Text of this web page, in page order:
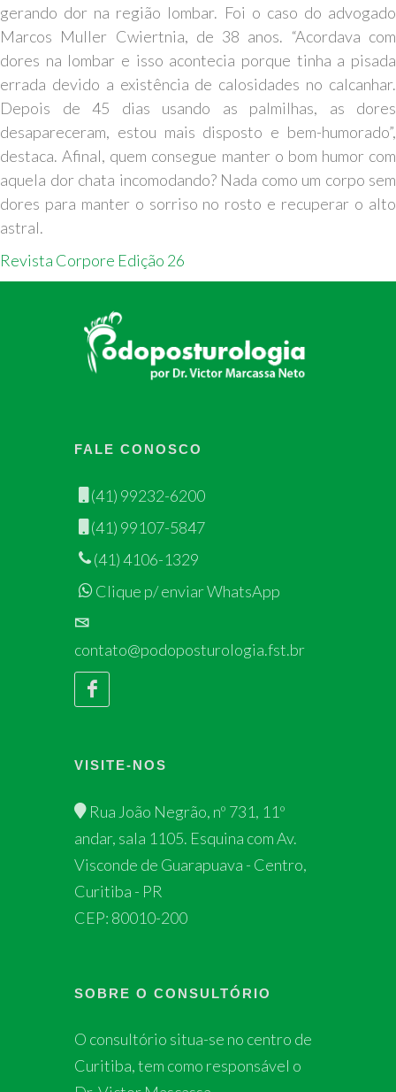
gerando dor na região lombar. Foi o caso do advogado
Marcos Muller Cwiertnia, de 38 anos. “Acordava com
dores na lombar e isso acontecia porque tinha a pisada
errada devido a existência de calosidades no calcanhar.
Depois de 45 dias usando as palmilhas, as dores
desapareceram, estou mais disposto e bem-humorado”,
destaca. Afinal, quem consegue manter o bom humor com
aquela dor chata incomodando? Nada como um corpo sem
dores para manter o sorriso no rosto e recuperar o alto
astral.
Revista Corpore Edição 26
FALE CONOSCO
(41) 99232-6200
(41) 99107-5847
(41) 4106-1329
Clique p/ enviar WhatsApp
contato@podoposturologia.fst.br
VISITE-NOS
Rua João Negrão, nº 731, 11º
andar, sala 1105. Esquina com Av.
Visconde de Guarapuava - Centro,
Curitiba - PR
CEP: 80010-200
SOBRE O CONSULTÓRIO
O consultório situa-se no centro de
Curitiba, tem como responsável o